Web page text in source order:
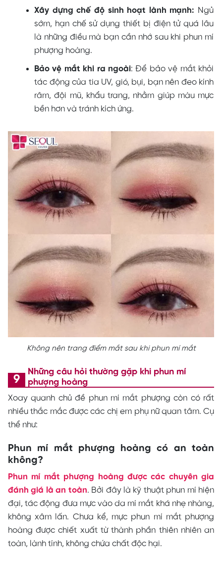
Xây dựng chế độ sinh hoạt lành mạnh: Ngủ
sớm, hạn chế sử dụng thiết bị điện tử quá lâu
là những điều mà bạn cần nhớ sau khi phun mí
phượng hoàng.
Bảo vệ mắt khi ra ngoài: Để bảo vệ mắt khỏi
tác động của tia UV, gió, bụi, bạn nên đeo kính
râm, đội mũ, khẩu trang, nhằm giúp màu mực
bền hơn và tránh kích ứng.
Không nên trang điểm mắt sau khi phun mí mắt
Những câu hỏi thường gặp khi phun mí
phượng hoàng
Xoay quanh chủ đề phun mí mắt phượng còn có rất
nhiều thắc mắc được các chị em phụ nữ quan tâm. Cụ
thể như:
Phun mí mắt phượng hoàng có an toàn
không?
Phun mí mắt phượng hoàng được các chuyên gia
đánh giá là an toàn. Bởi đây là kỹ thuật phun mí hiện
đại, tác động đưa mực vào da mí mắt khá nhẹ nhàng,
không xâm lấn. Chưa kể, mực phun mí mắt phượng
hoàng được chiết xuất từ thành phần thiên nhiên an
toàn, lành tính, không chứa chất độc hại.